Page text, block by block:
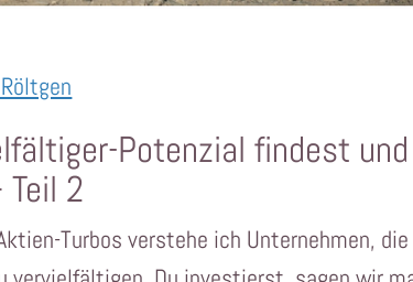
Potenzial findest und
2
Turbos verstehe ich Unternehmen, die